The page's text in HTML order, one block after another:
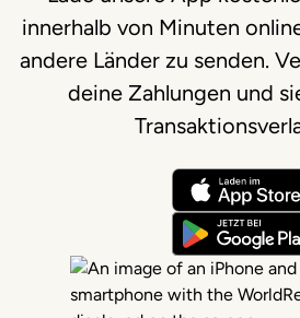
innerhalb von Minuten
andere Länder zu senden.
deine Zahlungen und